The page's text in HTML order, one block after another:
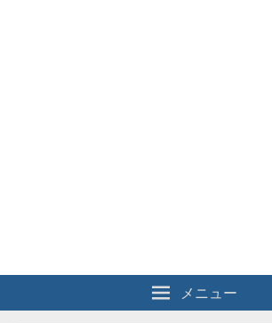
メニュー